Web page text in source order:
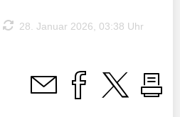
28. Januar 2026, 03:38 Uhr